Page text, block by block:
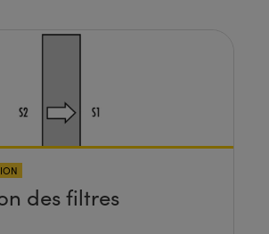
des filtres